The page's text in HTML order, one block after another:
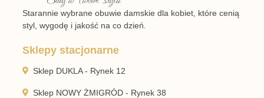
Starannie wybrane obuwie damskie dla kobiet, które cenią
styl, wygodę i jakość na co dzień.
Sklepy stacjonarne
Sklep DUKLA - Rynek 12
Sklep NOWY ŻMIGRÓD - Rynek 38